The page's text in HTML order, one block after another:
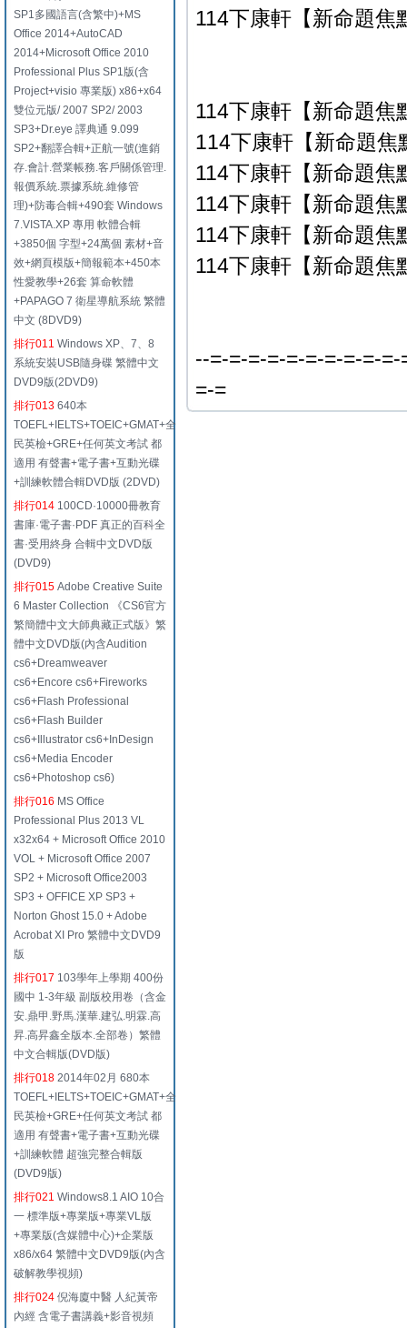
SP1多國語言(含繁中)+MS
Office 2014+AutoCAD
2014+Microsoft Office 2010
Professional Plus SP1版(含
Project+visio 專業版) x86+x64
雙位元版/ 2007 SP2/ 2003
SP3+Dr.eye 譯典通 9.099
SP2+翻譯合輯+正航一號(進銷
存.會計.營業帳務.客戶關係管理.
報價系統.票據系統.維修管
理)+防毒合輯+490套 Windows
7.VISTA.XP 專用 軟體合輯
+3850個 字型+24萬個 素材+音
效+網頁模版+簡報範本+450本
性愛教學+26套 算命軟體
+PAPAGO 7 衛星導航系統 繁體
中文 (8DVD9)
排行011 Windows XP、7、8
系統安裝USB隨身碟 繁體中文
DVD9版(2DVD9)
排行013 640本
TOEFL+IELTS+TOEIC+GMAT+全
民英檢+GRE+任何英文考試 都
適用 有聲書+電子書+互動光碟
+訓練軟體合輯DVD版 (2DVD)
排行014 100CD·10000冊教育
書庫·電子書·PDF 真正的百科全
書·受用終身 合輯中文DVD版
(DVD9)
排行015 Adobe Creative Suite
6 Master Collection 《CS6官方
繁簡體中文大師典藏正式版》繁
體中文DVD版(內含Audition
cs6+Dreamweaver
cs6+Encore cs6+Fireworks
cs6+Flash Professional
cs6+Flash Builder
cs6+Illustrator cs6+InDesign
cs6+Media Encoder
cs6+Photoshop cs6)
排行016 MS Office
Professional Plus 2013 VL
x32x64 + Microsoft Office 2010
VOL + Microsoft Office 2007
SP2 + Microsoft Office2003
SP3 + OFFICE XP SP3 +
Norton Ghost 15.0 + Adobe
Acrobat XI Pro 繁體中文DVD9
版
排行017 103學年上學期 400份
國中 1-3年級 副版校用卷（含金
安.鼎甲.野馬.漢華.建弘.明霖.高
昇.高昇鑫全版本.全部卷）繁體
中文合輯版(DVD版)
排行018 2014年02月 680本
TOEFL+IELTS+TOEIC+GMAT+全
民英檢+GRE+任何英文考試 都
適用 有聲書+電子書+互動光碟
+訓練軟體 超強完整合輯版
(DVD9版)
排行021 Windows8.1 AIO 10合
一 標準版+專業版+專業VL版
+專業版(含媒體中心)+企業版
x86/x64 繁體中文DVD9版(內含
破解教學視頻)
排行024 倪海廈中醫 人紀黃帝
內經 含電子書講義+影音視頻
114下康軒【新命題焦
114下康軒【新命題焦
114下康軒【新命題焦
114下康軒【新命題焦
114下康軒【新命題焦
114下康軒【新命題焦
114下康軒【新命題焦
--=-=-=-=-=-=-=-=-=-
=-=